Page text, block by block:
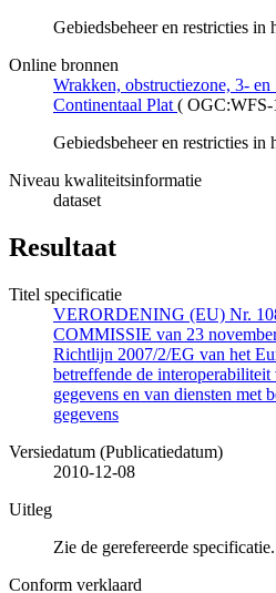
Gebiedsbeheer en restricties
Online bronnen
Wrakken, obstructiezone, 3-
Continentaal Plat ( OGC:WFS-
Gebiedsbeheer en restricties
Niveau kwaliteitsinformatie
dataset
Resultaat
Titel specificatie
VERORDENING (EU) Nr.
COMMISSIE van 23
Richtlijn 2007/2/EG van het
betreffende de
gegevens en van diensten met
gegevens
Versiedatum (Publicatiedatum)
2010-12-08
Uitleg
Zie de gerefereerde specificatie.
Conform verklaard